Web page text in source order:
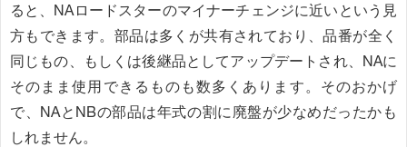
ると、NAロードスターのマイナーチェンジに近いという見
方もできます。部品は多くが共有されており、品番が全く
同じもの、もしくは後継品としてアップデートされ、NAに
そのまま使用できるものも数多くあります。そのおかげ
で、NAとNBの部品は年式の割に廃盤が少なめだったかも
しれません。